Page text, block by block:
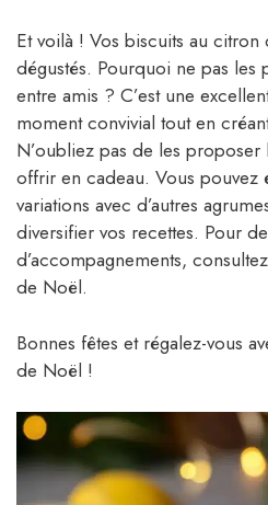
Et voilà ! Vos biscuits au
dégustés. Pourquoi ne pas les
entre amis ? C’est une
moment convivial tout en
N’oubliez pas de les
offrir en cadeau. Vous pouvez
variations avec d’autres
diversifier vos recettes. Pour
d’accompagnements,
de Noël.
Bonnes fêtes et régalez-vous
de Noël !